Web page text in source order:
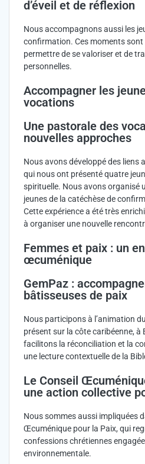
d’éveil et de réflexion
Nous accompagnons aussi les
confirmation. Ces moments sont
permettre de se valoriser et de
personnelles.
Accompagner les
vocations
Une pastorale des
nouvelles approches
Nous avons développé des liens
qui nous ont présenté quatre
spirituelle. Nous avons organisé
jeunes de la catéchèse de
Cette expérience a été très
à organiser une nouvelle
Femmes et paix : un
œcuménique
GemPaz :
bâtisseuses de paix
Nous participons à l’animation
présent sur la côte caribéenne,
facilitons la réconciliation et la
une lecture contextuelle de la
Le Conseil
une action collective
Nous sommes aussi impliquées
Œcuménique pour la Paix, qui
confessions chrétiennes
environnementale.